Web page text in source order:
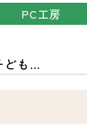
PC工房
ども...